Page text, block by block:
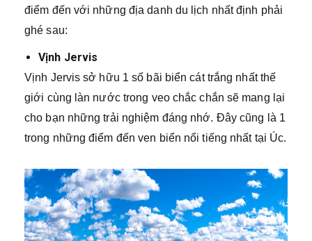
điểm đến với những địa danh du lịch nhất định phải
ghé sau:
Vịnh Jervis
Vịnh Jervis sở hữu 1 số bãi biển cát trắng nhất thế
giới cùng làn nước trong veo chắc chắn sẽ mang lại
cho bạn những trải nghiệm đáng nhớ. Đây cũng là 1
trong những điểm đến ven biển nổi tiếng nhất tại Úc.